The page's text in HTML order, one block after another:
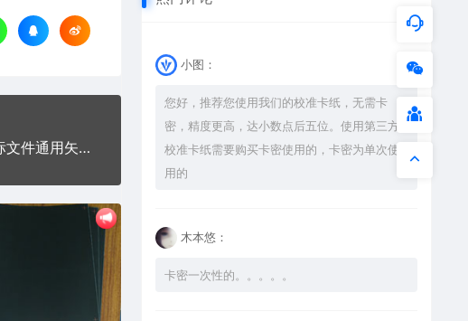
花开富贵锦鲤汽车挂件AI8.0格式激光打标文件通用矢量图
小图：
您好，推荐您使用我们的校准卡纸，无需卡
密，精度更高，达小数点后五位。使用第三方
校准卡纸需要购买卡密使用的，卡密为单次使
用的
木本悠：
卡密一次性的。。。。。